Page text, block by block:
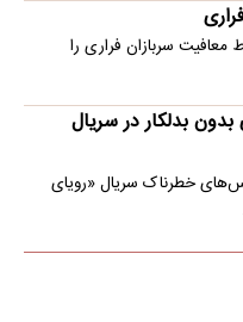
معافیت سربازان فراری را
بدلکار در سریال
خطرناک سریال «رویای